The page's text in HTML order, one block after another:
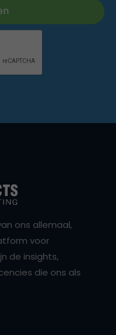
ons allemaal,
voor
de insights,
die ons als